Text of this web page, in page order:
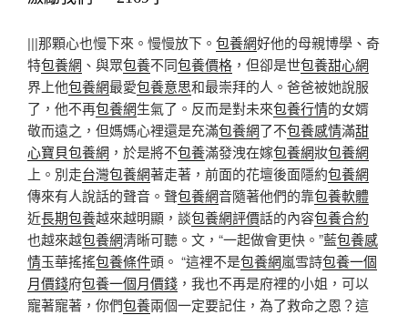
|||那顆心也慢下來。慢慢放下。 包養網好他的母親博學、奇
特包養網 、與眾包養不同包養價格 ，但卻是世包養甜心網
界上他包養網最愛包養意思和最崇拜的人。爸爸被她說服
了，他不再包養網生氣了。反而是對未來包養行情的女婿
敬而遠之，但媽媽心裡還是充滿包養網了不包養感情滿甜
心寶貝包養網 ，於是將不包養滿發洩在嫁包養網妝包養網
上。別走台灣包養網著走著，前面的花壇後面隱約包養網
傳來有人說話的聲音。聲包養網音隨著他們的靠包養軟體
近長期包養越來越明顯，談包養網評價話的內容包養合約
也越來越包養網清晰可聽。文，“一起做會更快。”藍包養感
情玉華搖搖包養條件頭。 “這裡不是包養網嵐雪詩包養一個
月價錢府包養一個月價錢 ，我也不再是府裡的小姐，可以
寵著寵著，你們包養兩個一定要記住，為了救命之恩？這